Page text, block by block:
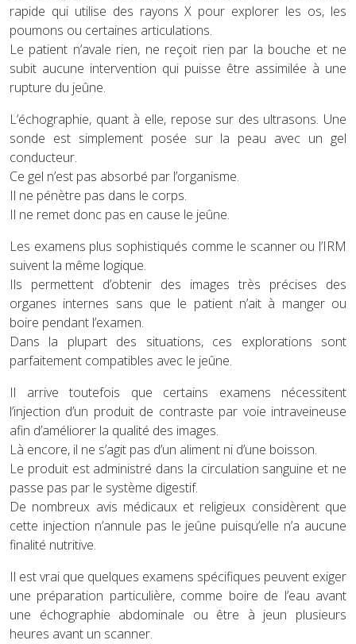
rapide qui utilise des rayons X pour explorer les os, les
poumons ou certaines articulations.
Le patient n’avale rien, ne reçoit rien par la bouche et ne
subit aucune intervention qui puisse être assimilée à une
rupture du jeûne.
L’échographie, quant à elle, repose sur des ultrasons. Une
sonde est simplement posée sur la peau avec un gel
conducteur.
Ce gel n’est pas absorbé par l’organisme.
Il ne pénètre pas dans le corps.
Il ne remet donc pas en cause le jeûne.
Les examens plus sophistiqués comme le scanner ou l’IRM
suivent la même logique.
Ils permettent d’obtenir des images très précises des
organes internes sans que le patient n’ait à manger ou
boire pendant l’examen.
Dans la plupart des situations, ces explorations sont
parfaitement compatibles avec le jeûne.
Il arrive toutefois que certains examens nécessitent
l’injection d’un produit de contraste par voie intraveineuse
afin d’améliorer la qualité des images.
Là encore, il ne s’agit pas d’un aliment ni d’une boisson.
Le produit est administré dans la circulation sanguine et ne
passe pas par le système digestif.
De nombreux avis médicaux et religieux considèrent que
cette injection n’annule pas le jeûne puisqu’elle n’a aucune
finalité nutritive.
Il est vrai que quelques examens spécifiques peuvent exiger
une préparation particulière, comme boire de l’eau avant
une échographie abdominale ou être à jeun plusieurs
heures avant un scanner.